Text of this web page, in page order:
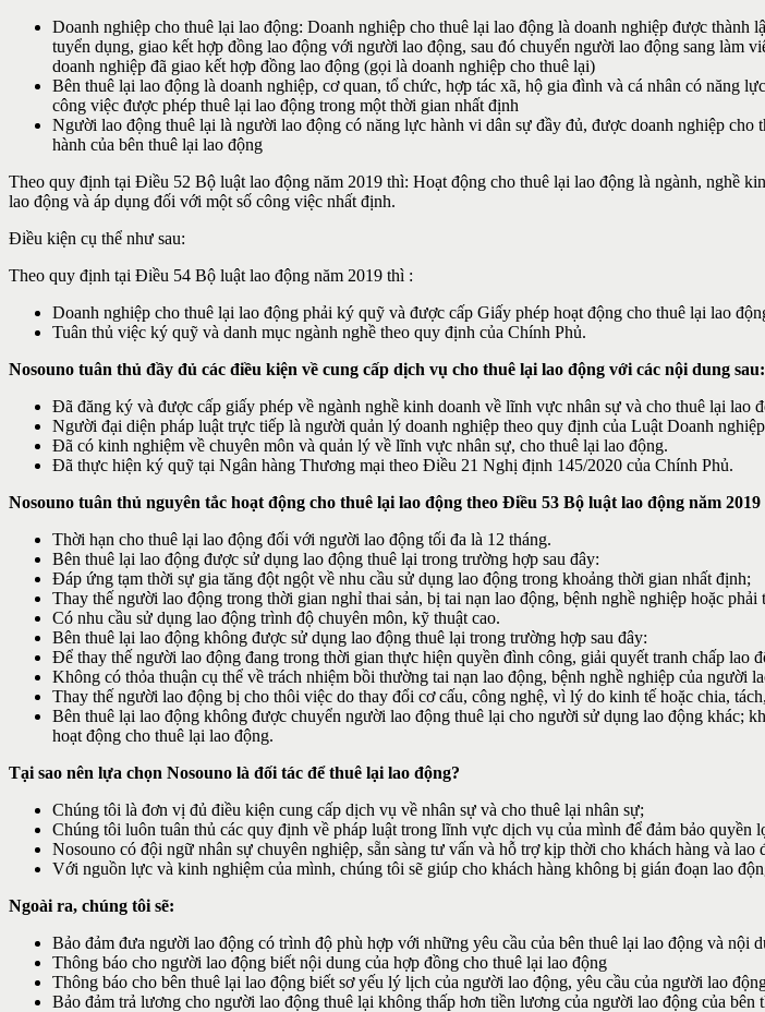
Doanh nghiệp cho thuê lại lao động: Doanh nghiệp cho thuê lại lao động là doanh nghiệp được
tuyển dụng, giao kết hợp đồng lao động với người lao động, sau đó chuyển người lao động sang làm
doanh nghiệp đã giao kết hợp đồng lao động (gọi là doanh nghiệp cho thuê lại)
Bên thuê lại lao động là doanh nghiệp, cơ quan, tổ chức, hợp tác xã, hộ gia đình và cá nhân có năng
công việc được phép thuê lại lao động trong một thời gian nhất định
Người lao động thuê lại là người lao động có năng lực hành vi dân sự đầy đủ, được doanh nghiệp
hành của bên thuê lại lao động
Theo quy định tại Điều 52 Bộ luật lao động năm 2019 thì: Hoạt động cho thuê lại lao động là ngành, nghề
lao động và áp dụng đối với một số công việc nhất định.
Điều kiện cụ thể như sau:
Theo quy định tại Điều 54 Bộ luật lao động năm 2019 thì :
Doanh nghiệp cho thuê lại lao động phải ký quỹ và được cấp Giấy phép hoạt động cho thuê lại lao
Tuân thủ việc ký quỹ và danh mục ngành nghề theo quy định của Chính Phủ.
Nosouno tuân thủ đầy đủ các điều kiện về cung cấp dịch vụ cho thuê lại lao động với các nội dung sau:
Đã đăng ký và được cấp giấy phép về ngành nghề kinh doanh về lĩnh vực nhân sự và cho thuê lại lao
Người đại diện pháp luật trực tiếp là người quản lý doanh nghiệp theo quy định của Luật Doanh nghiệp
Đã có kinh nghiệm về chuyên môn và quản lý về lĩnh vực nhân sự, cho thuê lại lao động.
Đã thực hiện ký quỹ tại Ngân hàng Thương mại theo Điều 21 Nghị định 145/2020 của Chính Phủ.
Nosouno tuân thủ nguyên tắc hoạt động cho thuê lại lao động theo Điều 53 Bộ luật lao động năm
Thời hạn cho thuê lại lao động đối với người lao động tối đa là 12 tháng.
Bên thuê lại lao động được sử dụng lao động thuê lại trong trường hợp sau đây:
Đáp ứng tạm thời sự gia tăng đột ngột về nhu cầu sử dụng lao động trong khoảng thời gian nhất định;
Thay thế người lao động trong thời gian nghỉ thai sản, bị tai nạn lao động, bệnh nghề nghiệp hoặc phải
Có nhu cầu sử dụng lao động trình độ chuyên môn, kỹ thuật cao.
Bên thuê lại lao động không được sử dụng lao động thuê lại trong trường hợp sau đây:
Để thay thế người lao động đang trong thời gian thực hiện quyền đình công, giải quyết tranh chấp lao
Không có thỏa thuận cụ thể về trách nhiệm bồi thường tai nạn lao động, bệnh nghề nghiệp của người
Thay thế người lao động bị cho thôi việc do thay đổi cơ cấu, công nghệ, vì lý do kinh tế hoặc chia,
Bên thuê lại lao động không được chuyển người lao động thuê lại cho người sử dụng lao động khác;
hoạt động cho thuê lại lao động.
Tại sao nên lựa chọn Nosouno là đối tác để thuê lại lao động?
Chúng tôi là đơn vị đủ điều kiện cung cấp dịch vụ về nhân sự và cho thuê lại nhân sự;
Chúng tôi luôn tuân thủ các quy định về pháp luật trong lĩnh vực dịch vụ của mình để đảm bảo quyền
Nosouno có đội ngữ nhân sự chuyên nghiệp, sẵn sàng tư vấn và hỗ trợ kịp thời cho khách hàng và lao
Với nguồn lực và kinh nghiệm của mình, chúng tôi sẽ giúp cho khách hàng không bị gián đoạn lao
Ngoài ra, chúng tôi sẽ:
Bảo đảm đưa người lao động có trình độ phù hợp với những yêu cầu của bên thuê lại lao động và nội
Thông báo cho người lao động biết nội dung của hợp đồng cho thuê lại lao động
Thông báo cho bên thuê lại lao động biết sơ yếu lý lịch của người lao động, yêu cầu của người lao
Bảo đảm trả lương cho người lao động thuê lại không thấp hơn tiền lương của người lao động của